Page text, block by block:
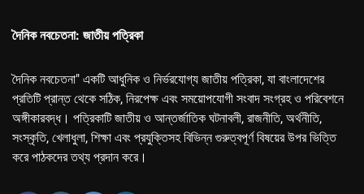
দৈনিক নবচেতনা: জাতীয় পত্রিকা
দৈনিক নবচেতনা" একটি আধুনিক ও নির্ভরযোগ্য জাতীয় পত্রিকা, যা বাংলাদেশের
প্রতিটি প্রান্ত থেকে সঠিক, নিরপেক্ষ এবং সময়োপযোগী সংবাদ সংগ্রহ ও পরিবেশনে
অঙ্গীকারবদ্ধ। পত্রিকাটি জাতীয় ও আন্তর্জাতিক ঘটনাবলী, রাজনীতি, অর্থনীতি,
সংস্কৃতি, খেলাধুলা, শিক্ষা এবং প্রযুক্তিসহ বিভিন্ন গুরুত্বপূর্ণ বিষয়ের উপর ভিত্তি
করে পাঠকদের তথ্য প্রদান করে।